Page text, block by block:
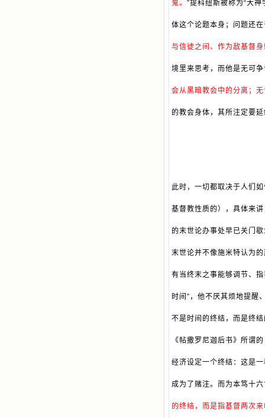
鬼。 ”提科纽斯被称为“大
体这个论题本身；问题还
与信徒之间、作为敌基督
境里来思考，而他是无可
会从黑暗教会中的分离；
的教会身体，其所注定要
此时，一切都取决于人们
基督教性质的），具体来
的末世论办事处早已关门
末世论并不像施米特认为
有当终末之事能够调节、
时间”，他不厌其烦地提醒
不是时间的终结，而是终
《帖撒罗尼迦后书》所谓
经济设定一个终结：这是
成为了赌注。而为本笃十
的终结，而是指基督两次